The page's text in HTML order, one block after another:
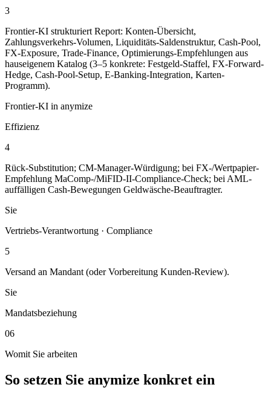
3
Frontier-KI strukturiert Report: Konten-Übersicht,
Zahlungsverkehrs-Volumen, Liquiditäts-Saldenstruktur, Cash-Pool,
FX-Exposure, Trade-Finance, Optimierungs-Empfehlungen aus
hauseigenem Katalog (3–5 konkrete: Festgeld-Staffel, FX-Forward-
Hedge, Cash-Pool-Setup, E-Banking-Integration, Karten-
Programm).
Frontier-KI in anymize
Effizienz
4
Rück-Substitution; CM-Manager-Würdigung; bei FX-/Wertpapier-
Empfehlung MaComp-/MiFID-II-Compliance-Check; bei AML-
auffälligen Cash-Bewegungen Geldwäsche-Beauftragter.
Sie
Vertriebs-Verantwortung · Compliance
5
Versand an Mandant (oder Vorbereitung Kunden-Review).
Sie
Mandatsbeziehung
06
Womit Sie arbeiten
So setzen Sie anymize konkret ein